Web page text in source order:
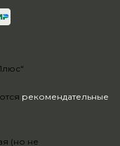
рекомендательные
(но не